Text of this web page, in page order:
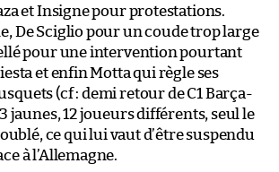
et Insigne pour protestations.
De Sciglio pour un coude trop large
pour une intervention pourtant
et enfin Motta qui règle ses
(cf : demi retour de C1 Barça-
jaunes, 12 joueurs différents, seul le
ce qui lui vaut d’être suspendu
à l’Allemagne.